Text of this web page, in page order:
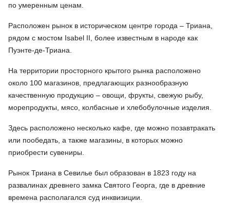
по умеренным ценам.
Расположен рынок в историческом центре города – Триана,
рядом с мостом Isabel II, более известным в народе как
Пуэнте-де-Триана.
На территории просторного крытого рынка расположено
около 100 магазинов, предлагающих разнообразную
качественную продукцию – овощи, фрукты, свежую рыбу,
морепродукты, мясо, колбасные и хлебобулочные изделия.
Здесь расположено несколько кафе, где можно позавтракать
или пообедать, а также магазины, в которых можно
приобрести сувениры.
Рынок Триана в Севилье был образован в 1823 году на
развалинах древнего замка Святого Георга, где в древние
времена располагался суд инквизиции.